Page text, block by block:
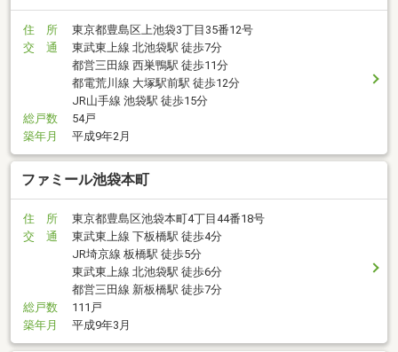
住 所
東京都豊島区上池袋3丁目35番12号
交 通
東武東上線 北池袋駅 徒歩7分
都営三田線 西巣鴨駅 徒歩11分
都電荒川線 大塚駅前駅 徒歩12分
JR山手線 池袋駅 徒歩15分
総戸数
54戸
築年月
平成9年2月
ファミール池袋本町
住 所
東京都豊島区池袋本町4丁目44番18号
交 通
東武東上線 下板橋駅 徒歩4分
JR埼京線 板橋駅 徒歩5分
東武東上線 北池袋駅 徒歩6分
都営三田線 新板橋駅 徒歩7分
総戸数
111戸
築年月
平成9年3月